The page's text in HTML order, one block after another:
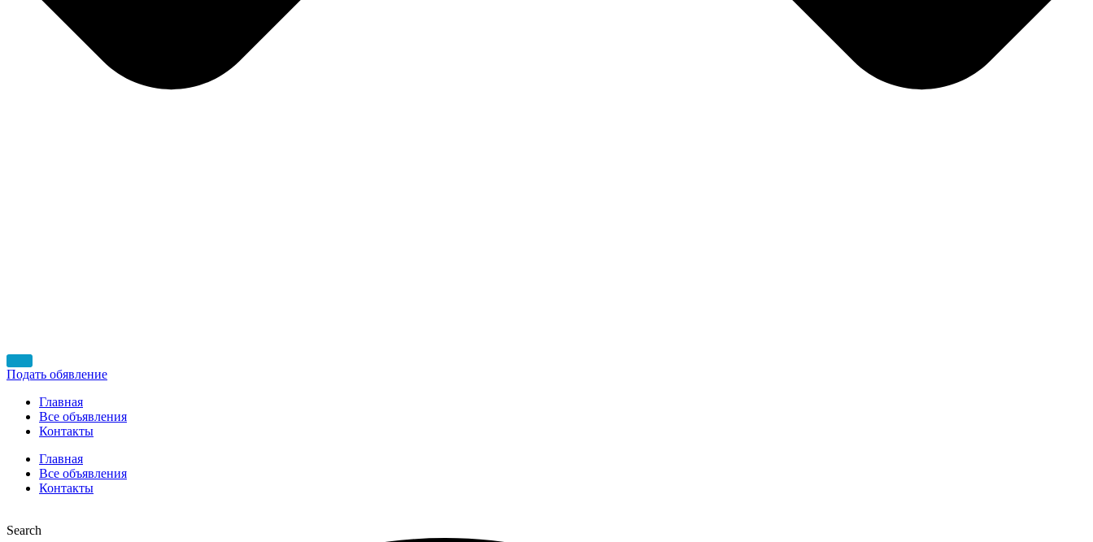
Подать обявление
Главная
Все объявления
Контакты
Главная
Все объявления
Контакты
Search